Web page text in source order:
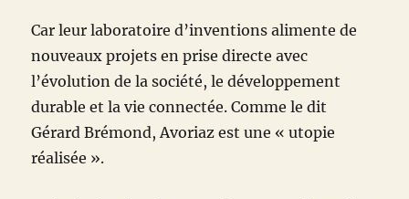
Car leur laboratoire d’inventions alimente de
nouveaux projets en prise directe avec
l’évolution de la société, le développement
durable et la vie connectée. Comme le dit
Gérard Brémond, Avoriaz est une « utopie
réalisée ».